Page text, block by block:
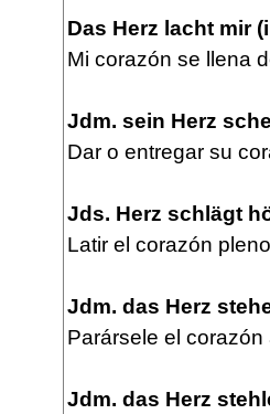
Das Herz lacht mir
Mi corazón se llena
Jdm. sein Herz
Dar o entregar su
Jds. Herz schlägt
Latir el corazón
Jdm. das Herz
Parársele el
Jdm. das Herz